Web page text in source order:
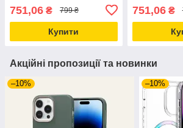
751,06 ₴ 799 ₴
Купити
751,06₴
Акційні пропозиції та новинки
–10% –10%